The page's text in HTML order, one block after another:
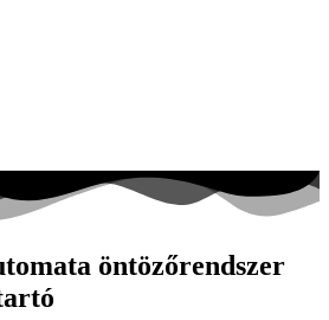
öntözőrendszer